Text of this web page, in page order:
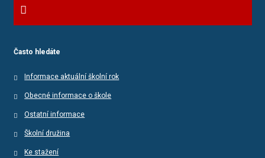
Často hledáte
Informace aktuální školní rok
Obecné informace o škole
Ostatní informace
Školní družina
Ke stažení